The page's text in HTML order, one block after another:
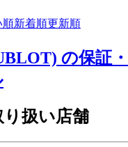
順新着順更新順
の保証
扱い店舗